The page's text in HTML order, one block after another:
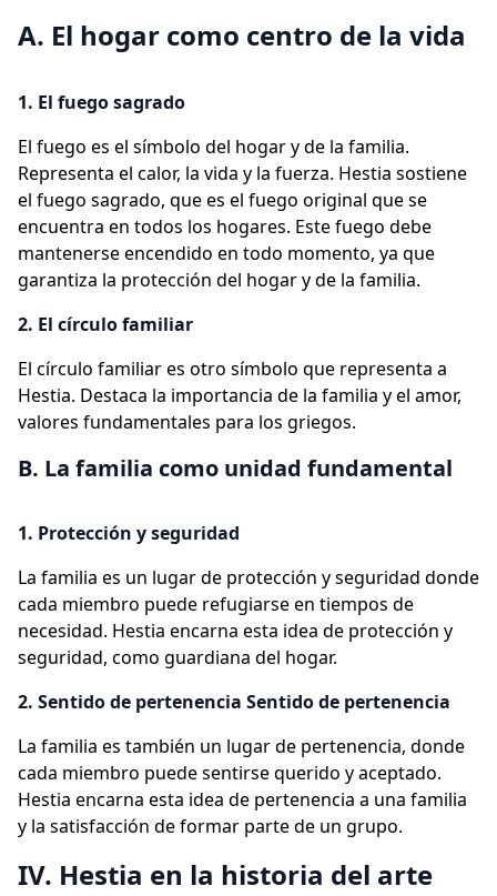
A. El hogar como centro de la vida
1. El fuego sagrado
El fuego es el símbolo del hogar y de la familia.
Representa el calor, la vida y la fuerza. Hestia sostiene
el fuego sagrado, que es el fuego original que se
encuentra en todos los hogares. Este fuego debe
mantenerse encendido en todo momento, ya que
garantiza la protección del hogar y de la familia.
2. El círculo familiar
El círculo familiar es otro símbolo que representa a
Hestia. Destaca la importancia de la familia y el amor,
valores fundamentales para los griegos.
B. La familia como unidad fundamental
1. Protección y seguridad
La familia es un lugar de protección y seguridad donde
cada miembro puede refugiarse en tiempos de
necesidad. Hestia encarna esta idea de protección y
seguridad, como guardiana del hogar.
2. Sentido de pertenencia Sentido de pertenencia
La familia es también un lugar de pertenencia, donde
cada miembro puede sentirse querido y aceptado.
Hestia encarna esta idea de pertenencia a una familia
y la satisfacción de formar parte de un grupo.
IV. Hestia en la historia del arte